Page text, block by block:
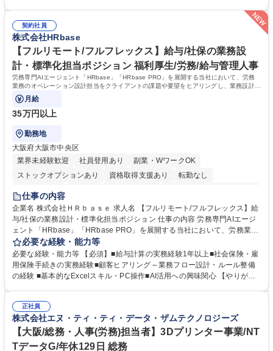
します。 ■在宅勤務の障がい者社員とのコミュニケーションを通じた適性
やスキルの把握 ■AI活用業務など、既存領域を超えた案件の開拓 ■NTTデ
ータグループの会社へ提案活動 募集職種 【業務企画】未経験OK/正社員登
用実績90%以上/月残業～5H/在宅勤務可/社会貢献
や活躍の場を生む、唯一無二の社会貢献性を実感できます。 【正社員登
用】正社員登用を前提としておりますので、最短で1.5年～2年で正社員へ
の雇用切り替えとなります。過去の正社員登用率は90％です。 将来的に
は当社の中核となる管理職になって頂く事を期待しています。 正社員登用
に向け全力でサポートを行いますのでご安心ください。 学歴・資格 学
歴：大学院 大学 高専 短大 専修学校 高校 語学力： 資格：
契約社員
株式会社HRbase
【フルリモート/フルフレックス】給与/社保の業務設
計・標準化担当ポジション 福利厚生/労務/給与管理人事
労務専門AIエージェント「HRbase」「HRbase PRO」を展開する当社において、労務
業務のオペレーション設計担当をクライアントの課題や要望をヒアリングし、業務設計や
システム設定へと落とし込むポジションです。
月給
35万円以上
勤務地
大阪府大阪市中央区
業界未経験歓迎
社員登用あり
副業・WワークOK
ストックオプションあり
資格取得支援あり
転勤なし
時短勤務あり
服装自由
仕事の内容
企業名 株式会社ＨＲｂａｓｅ 求人名 【フルリモート/フルフレックス】給
与/社保の業務設計・標準化担当ポジション 仕事の内容 労務専門AIエージ
ェント「HRbase」「HRbase PRO」を展開する当社において、労務業務
のオペレーション設計担当をクライアントの課題や要望をヒアリングし、
業務設計やシステム設定へと落とし込むポジションです。 【具体的に
は】・業務オペレーション設計（要件定義/顧客ヒアリング/業務オペレー
ションの洗い出し、ルール整備、システム設定) ・業務マニュアル作成、
（年調等の年次業務など） 募集職種 【フルリモート/フルフレックス】給
与/社保の業務設計・標準化担当ポジション
必要な経験・能力等
必要な経験・能力等 【必須】■給与計算の実務経験1年以上■社会保険・雇
用保険手続きの実務経験■顧客ヒアリング～業務フロー設計・ルール整備
の経験 ■基本的なExcelスキル・PC操作■AI活用への興味関心 【やりが
る設計にとどまらず、ご自身が現場のエキスパートとしてオペレーション
を実行する機会もあり、実務と改善の両面でスキルを発揮できる環境で
す。 学歴・資格 学歴：大学院 大学 高専 短大 専修学校 高校 語学力： 資
格：
正社員
株式会社エヌ・ティ・ティ・データ・ザムテクノロジーズ
【大阪/総務・人事(労務)担当者】3Dプリンター事業/NT
TデータG/年休129日 総務